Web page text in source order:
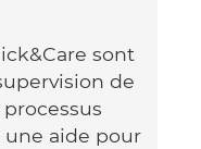
sont
de
aide pour